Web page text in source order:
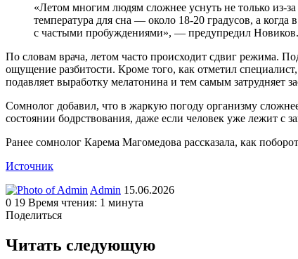
«Летом многим людям сложнее уснуть не только из-
температура для сна — около 18-20 градусов, а
с частыми пробуждениями», — предупредил Новиков.
По словам врача, летом часто происходит сдвиг режима.
ощущение разбитости. Кроме того, как отметил
подавляет выработку мелатонина и тем самым затрудняет
Сомнолог добавил, что в жаркую погоду организму
состоянии бодрствования, даже если человек уже лежит с
Ранее сомнолог Карема Магомедова рассказала, как
Источник
Admin Send
an
15.06.2026
0 19 Время чтения: 1 минута
Поделиться
через
электронную
Читать следующую